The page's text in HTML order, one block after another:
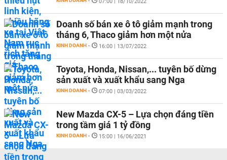
Doanh số bán xe ô tô giảm mạnh trong
tháng 6, Thaco giảm hơn một nửa
KINH DOANH - 16:00 | 13/07/2022
Toyota, Honda, Nissan,... tuyên bố dừng
sản xuất và xuất khẩu sang Nga
KINH DOANH - 07:00 | 03/03/2022
New Mazda CX-5 – Lựa chọn đáng tiền
trong tầm giá 1 tỷ đồng
KINH DOANH - 15:00 | 16/06/2021